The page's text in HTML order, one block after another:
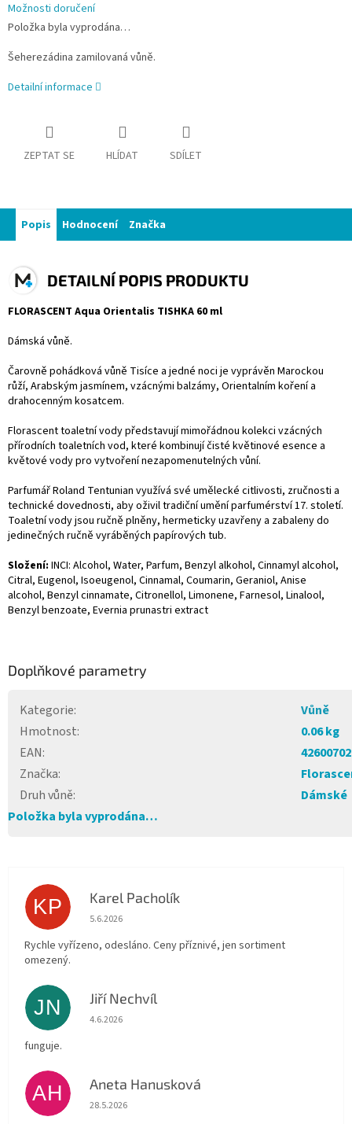
Možnosti doručení
Položka byla vyprodána…
Šeherezádina zamilovaná vůně.
Detailní informace
ZEPTAT SE HLÍDAT SDÍLET
Popis Hodnocení Značka
DETAILNÍ POPIS PRODUKTU
FLORASCENT Aqua Orientalis TISHKA 60 ml
Dámská vůně.
Čarovně pohádková vůně Tisíce a jedné noci je vyprávěn Marockou
růží, Arabským jasmínem, vzácnými balzámy, Orientalním koření a
drahocenným kosatcem.
Florascent toaletní vody představují mimořádnou kolekci vzácných
přírodních toaletních vod, které kombinují čisté květinové esence a
květové vody pro vytvoření nezapomenutelných vůní.
Parfumář Roland Tentunian využívá své umělecké citlivosti, zručnosti a
technické dovednosti, aby oživil tradiční umění parfumérství 17. století.
Toaletní vody jsou ručně plněny, hermeticky uzavřeny a zabaleny do
jedinečných ručně vyráběných papírových tub.
Složení: INCI: Alcohol, Water, Parfum, Benzyl alkohol, Cinnamyl alcohol,
Citral, Eugenol, Isoeugenol, Cinnamal, Coumarin, Geraniol, Anise
alcohol, Benzyl cinnamate, Citronellol, Limonene, Farnesol, Linalool,
Benzyl benzoate, Evernia prunastri extract
Doplňkové parametry
Kategorie:
Vůně
Hmotnost:
0.06 kg
EAN:
Značka:
Druh vůně:
Dámské
Položka byla vyprodána…
KP Karel Pacholík
Hodnocení obchodu je 4 z 5 hvězdiček.
5.6.2026
Rychle vyřízeno, odesláno. Ceny příznivé, jen sortiment
omezený.
JN Jiří Nechvíl
Hodnocení obchodu je 5 z 5 hvězdiček.
4.6.2026
funguje.
AH Aneta Hanusková
Hodnocení obchodu je 5 z 5 hvězdiček.
28.5.2026